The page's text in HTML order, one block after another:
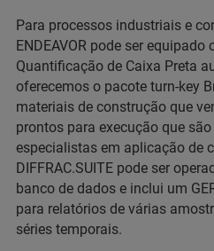
Para processos industriais e
ENDEAVOR pode ser equipado
Quantificação de Caixa Preta
oferecemos o pacote turn-key
materiais de construção que
prontos para execução que
especialistas em aplicação de
DIFFRAC.SUITE pode ser
banco de dados e inclui um
para relatórios de várias
séries temporais.